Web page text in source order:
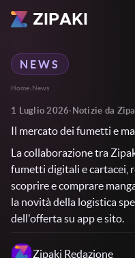
ZIPAKI
NEWS
Home›News
1 Luglio 2026· Notizie da
Il mercato dei fumetti e
La collaborazione tra
fumetti digitali e cartacei,
scoprire e comprare
la novità della logistica
dell'offerta su app e sito.
Zipaki Redazione